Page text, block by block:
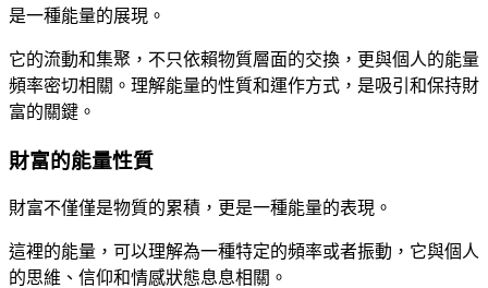
是一種能量的展現。
它的流動和集聚，不只依賴物質層面的交換，更與個人的能量
頻率密切相關。理解能量的性質和運作方式，是吸引和保持財
富的關鍵。
財富的能量性質
財富不僅僅是物質的累積，更是一種能量的表現。
這裡的能量，可以理解為一種特定的頻率或者振動，它與個人
的思維、信仰和情感狀態息息相關。